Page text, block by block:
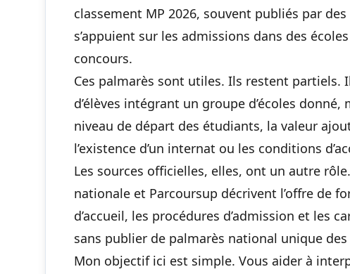
classement MP 2026, souvent publiés par
s’appuient sur les admissions dans des
concours.
Ces palmarès sont utiles. Ils restent
d’élèves intégrant un groupe d’écoles
niveau de départ des étudiants, la valeur
l’existence d’un internat ou les conditions
Les sources officielles, elles, ont un autre
nationale et Parcoursup décrivent l’offre de
d’accueil, les procédures d’admission et les
sans publier de palmarès national unique des
Mon objectif ici est simple. Vous aider à